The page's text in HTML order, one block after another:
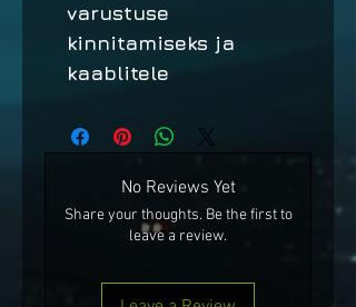
varustuse
kinnitamiseks ja
kaablitele
No Reviews Yet
Share your thoughts. Be the first to
leave a review.